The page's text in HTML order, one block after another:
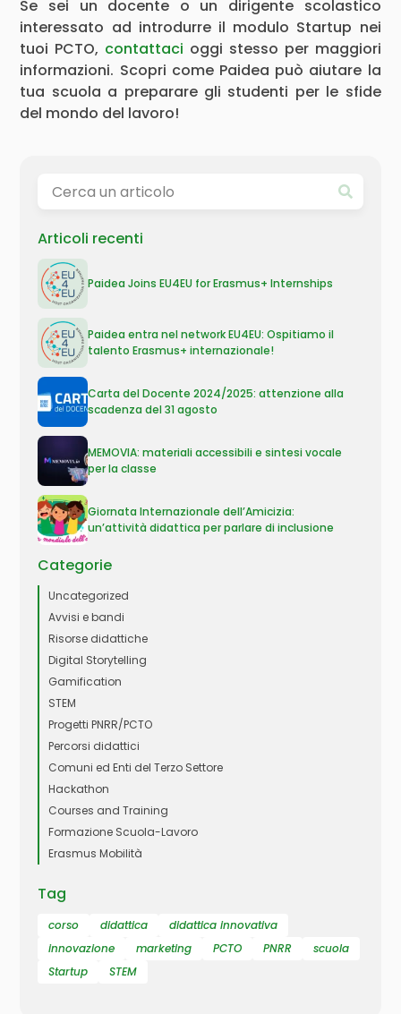
Se sei un docente o un dirigente scolastico
interessato ad introdurre il modulo Startup nei
tuoi PCTO, contattaci oggi stesso per maggiori
informazioni. Scopri come Paidea può aiutare la
tua scuola a preparare gli studenti per le sfide
del mondo del lavoro!
Articoli recenti
Paidea Joins EU4EU for Erasmus+ Internships
Paidea entra nel network EU4EU: Ospitiamo il
talento Erasmus+ internazionale!
Carta del Docente 2024/2025: attenzione alla
scadenza del 31 agosto
MEMOVIA: materiali accessibili e sintesi vocale
per la classe
Giornata Internazionale dell’Amicizia:
un’attività didattica per parlare di inclusione
Categorie
Uncategorized
Avvisi e bandi
Risorse didattiche
Digital Storytelling
Gamification
STEM
Progetti PNRR/PCTO
Percorsi didattici
Comuni ed Enti del Terzo Settore
Hackathon
Courses and Training
Formazione Scuola-Lavoro
Erasmus Mobilità
Tag
corso didattica
didattica innovativa
innovazione
marketing PCTO PNRR
scuola
Startup
STEM